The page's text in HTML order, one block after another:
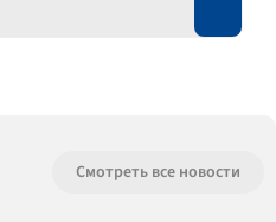
Смотреть все новости